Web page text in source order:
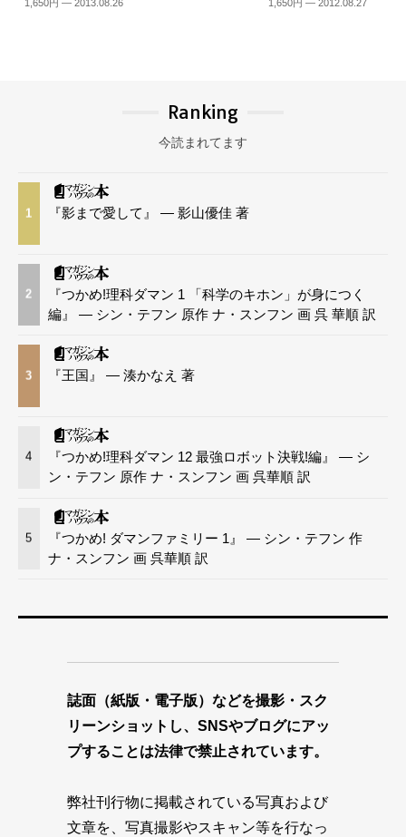
1,650円 — 2013.08.26 1,650円 — 2012.08.27
Ranking
今読まれてます
1 『影まで愛して』 — 影山優佳 著
2
『つかめ!理科ダマン 1 「科学のキホン」が身につく
編』 — シン・テフン 原作 ナ・スンフン 画 呉 華順 訳
3 『王国』 — 湊かなえ 著
4
『つかめ!理科ダマン 12 最強ロボット決戦!編』 — シ
ン・テフン 原作 ナ・スンフン 画 呉華順 訳
5
『つかめ! ダマンファミリー 1』 — シン・テフン 作
ナ・スンフン 画 呉華順 訳
誌面（紙版・電子版）などを撮影・スク
リーンショットし、SNSやブログにアッ
プすることは法律で禁止されています。
弊社刊行物に掲載されている写真および
文章を、写真撮影やスキャン等を行なっ